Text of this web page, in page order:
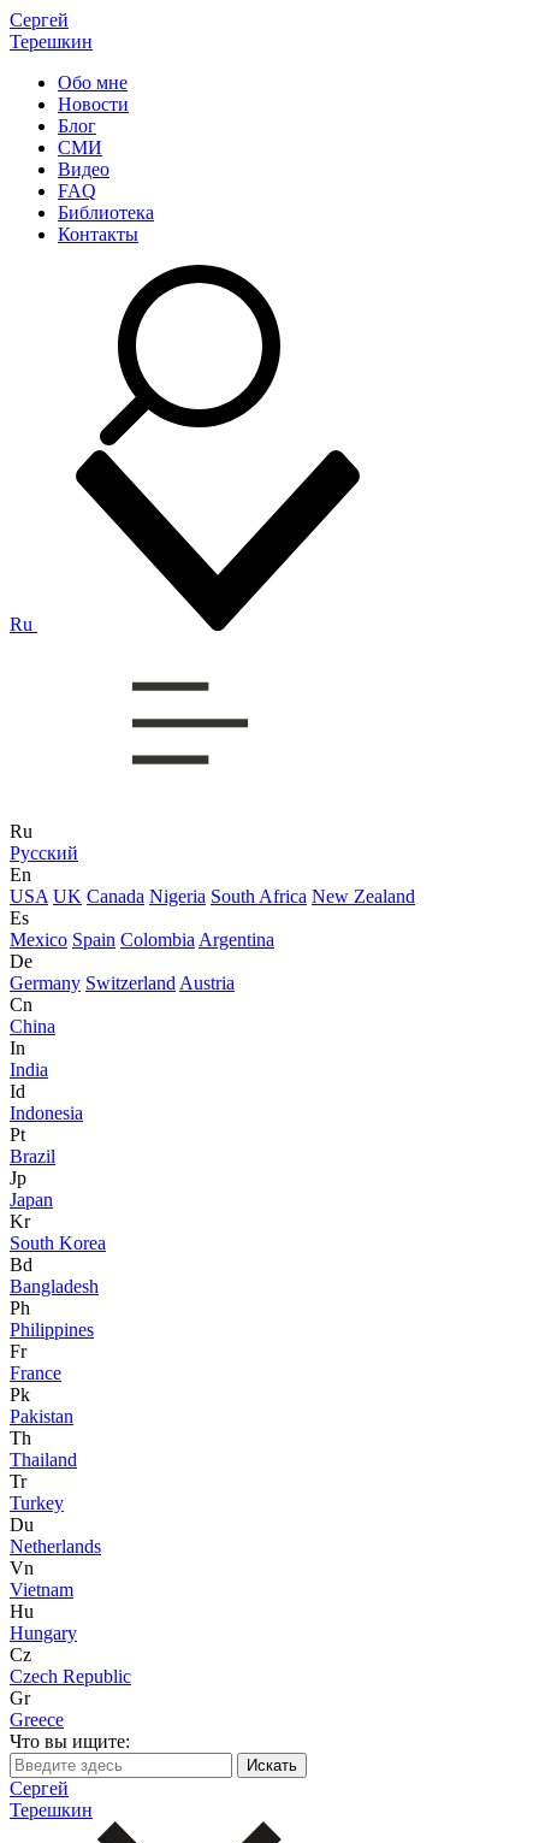
Сергей
Терешкин
Обо мне
Новости
Блог
СМИ
Видео
FAQ
Библиотека
Контакты
Ru
Ru
Русский
En
USA UK Canada Nigeria South Africa New Zealand
Es
Mexico Spain Colombia Argentina
De
Germany Switzerland Austria
Cn
China
In
India
Id
Indonesia
Pt
Brazil
Jp
Japan
Kr
South Korea
Bd
Bangladesh
Ph
Philippines
Fr
France
Pk
Pakistan
Th
Thailand
Tr
Turkey
Du
Netherlands
Vn
Vietnam
Hu
Hungary
Cz
Czech Republic
Gr
Greece
Что вы ищите:
Сергей
Терешкин